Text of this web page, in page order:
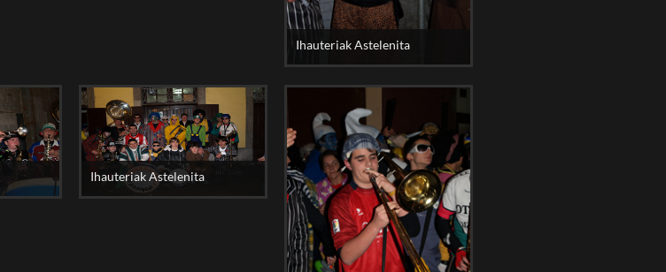
Ihauteriak Astelenita
Ihauteriak Astelenita